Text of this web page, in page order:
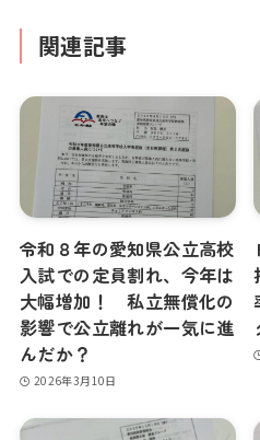
関連記事
令和８年の愛知県公立高校
入試での定員割れ、今年は
大幅増加！ 私立無償化の
影響で公立離れが一気に進
んだか？
2026年3月10日